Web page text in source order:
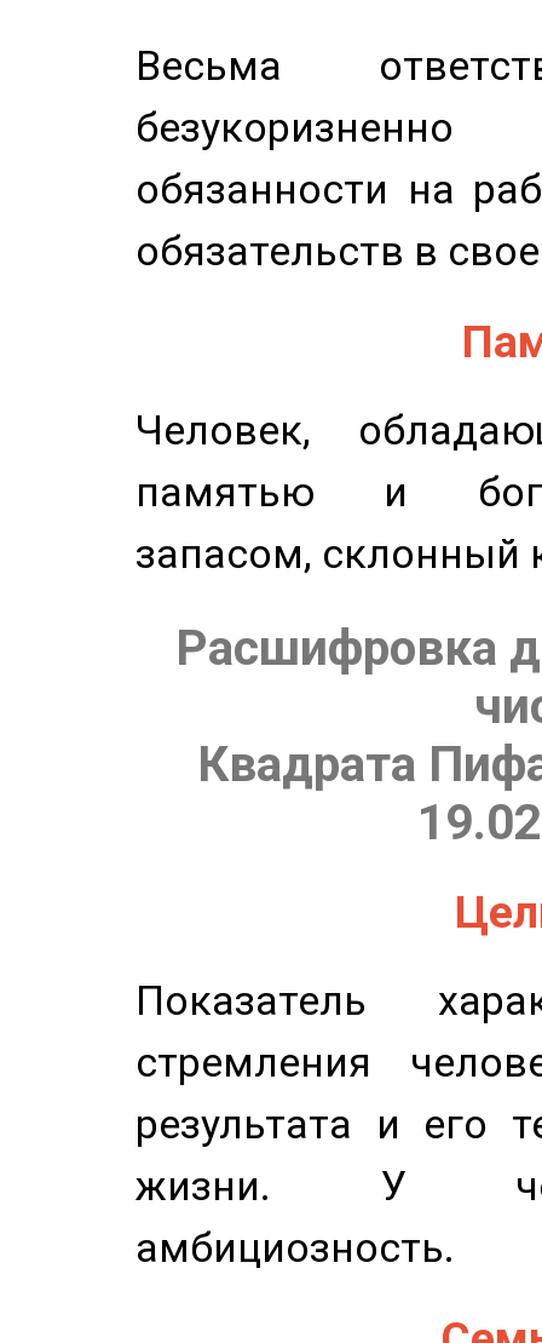
Весьма
обязанности на
обязательств в
Человек,
памятью и
запасом, склонный
Расшифровка
Квадрата
Показатель
стремления
результата и его
жизни. У
амбициозность.